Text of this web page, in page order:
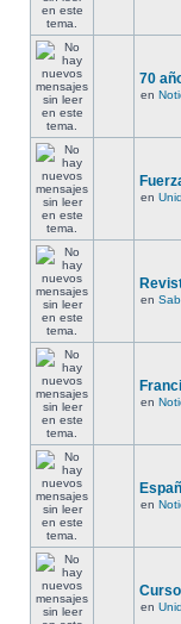
70
en
en
en
en
en
en